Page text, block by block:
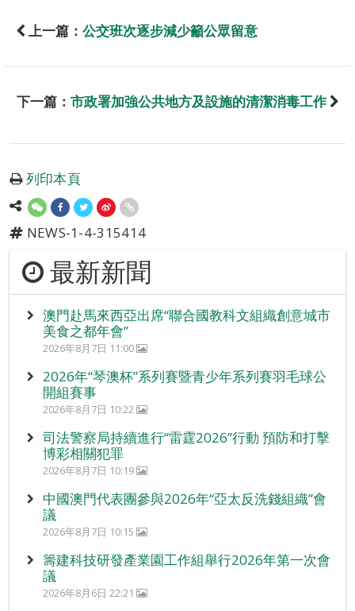
上一篇： 公交班次逐步減少籲公眾留意
下一篇： 市政署加強公共地方及設施的清潔消毒工作
列印本頁
NEWS-1-4-315414
最新新聞
澳門赴馬來西亞出席“聯合國教科文組織創意城市
美食之都年會”
2026年8月7日 11:00
2026年“琴澳杯”系列賽暨青少年系列賽羽毛球公
開組賽事
2026年8月7日 10:22
司法警察局持續進行“雷霆2026”行動 預防和打擊
博彩相關犯罪
2026年8月7日 10:19
中國澳門代表團參與2026年“亞太反洗錢組織”會
議
2026年8月7日 10:15
籌建科技研發產業園工作組舉行2026年第一次會
議
2026年8月6日 22:21